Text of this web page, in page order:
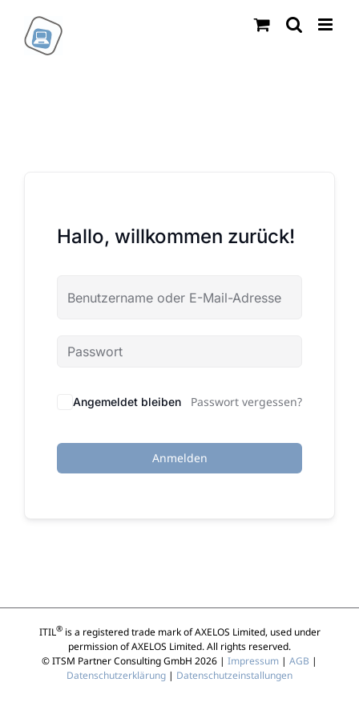
Inhalt
springen
Hallo, willkommen zurück!
Angemeldet bleiben Passwort vergessen?
Anmelden
ITIL®is a registered trade mark of AXELOS Limited, used under
permission of AXELOS Limited. All rights reserved.
© ITSM Partner Consulting GmbH 2026 | Impressum | AGB |
Datenschutzerklärung | Datenschutzeinstallungen